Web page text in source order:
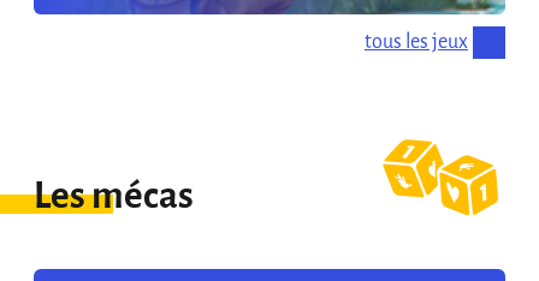
tous les jeux
Les mécas